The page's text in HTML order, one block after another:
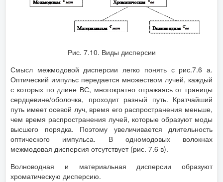
Рис. 7.10. Виды дисперсии
Смысл межмодовой дисперсии легко понять с рис.7.6 а.
Оптический импульс передается множеством лучей, каждый
с которых по длине ВС, многократно отражаясь от границы
сердцевине/оболочка, проходит разный путь. Кратчайший
путь имеет осевой луч, время его распространения меньше,
чем время распространения лучей, которые образуют моды
высшего порядка. Поэтому увеличивается длительность
оптического импульса. В одномодовых волокнах
межмодовая дисперсия отсутствует (рис. 7.6 в).
Волноводная и материальная дисперсии образуют
хроматическую дисперсию.